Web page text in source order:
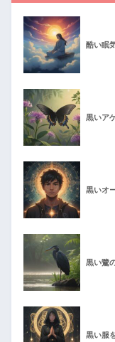
酷い眠
黒いア
黒いオ
黒い鷺
黒い服